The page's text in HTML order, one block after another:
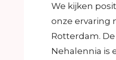
We kijken
onze ervaring
Rotterdam.
Nehalennia is